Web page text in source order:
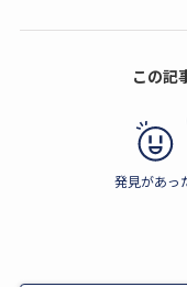
この記
発見があっ